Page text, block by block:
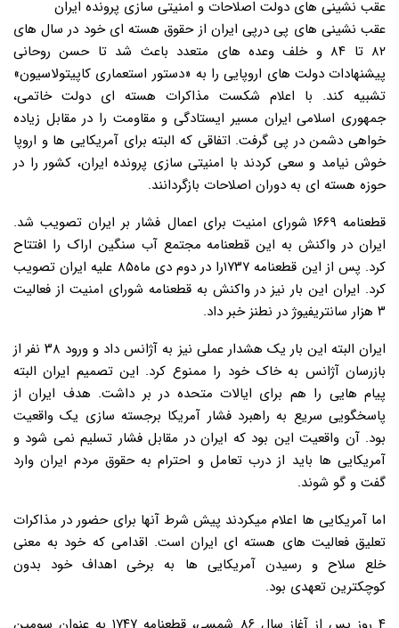
عقب نشینی های دولت اصلاحات و امنیتی سازی پرونده ایران
عقب نشینی های پی درپی ایران از حقوق هسته ای خود در سال های
۸۲ تا ۸۴ و خلف وعده های متعدد باعث شد تا حسن روحانی
پیشنهادات دولت های اروپایی را به «دستور استعماری کاپیتولاسیون»
تشبیه کند. با اعلام شکست مذاکرات هسته ای دولت خاتمی،
جمهوری اسلامی ایران مسیر ایستادگی و مقاومت را در مقابل زیاده
خواهی دشمن در پی گرفت. اتفاقی که البته برای آمریکایی ها و اروپا
خوش نیامد و سعی کردند با امنیتی سازی پرونده ایران، کشور را در
حوزه هسته ای به دوران اصلاحات بازگردانند.
قطعنامه ۱۶۶۹ شورای امنیت برای اعمال فشار بر ایران تصویب شد.
ایران در واکنش به این قطعنامه مجتمع آب سنگین اراک را افتتاح
کرد. پس از این قطعنامه ۱۷۳۷را در دوم دی ماه۸۵ علیه ایران تصویب
کرد. ایران این بار نیز در واکنش به قطعنامه شورای امنیت از فعالیت
۳ هزار سانتریفیوژ در نطنز خبر داد.
ایران البته این بار یک هشدار عملی نیز به آژانس داد و ورود ۳۸ نفر از
بازرسان آژانس به خاک خود را ممنوع کرد. این تصمیم ایران البته
پیام هایی را هم برای ایالات متحده در بر داشت. هدف ایران از
پاسخگویی سریع به راهبرد فشار آمریکا برجسته سازی یک واقعیت
بود. آن واقعیت این بود که ایران در مقابل فشار تسلیم نمی شود و
آمریکایی ها باید از درب تعامل و احترام به حقوق مردم ایران وارد
گفت و گو شوند.
اما آمریکایی ها اعلام میکردند پیش شرط آنها برای حضور در مذاکرات
تعلیق فعالیت های هسته ای ایران است. اقدامی که خود به معنی
خلع سلاح و رسیدن آمریکایی ها به برخی اهداف خود بدون
کوچکترین تعهدی بود.